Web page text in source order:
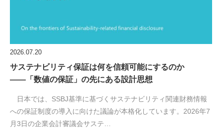
2026.07.20
サステナビリティ保証は何を信頼可能にするのか
――「数値の保証」の先にある設計思想
日本では、SSBJ基準に基づくサステナビリティ関連財務情報
への保証制度の導入に向けた議論が本格化しています。2026年7
月3日の企業会計審議会サステ…